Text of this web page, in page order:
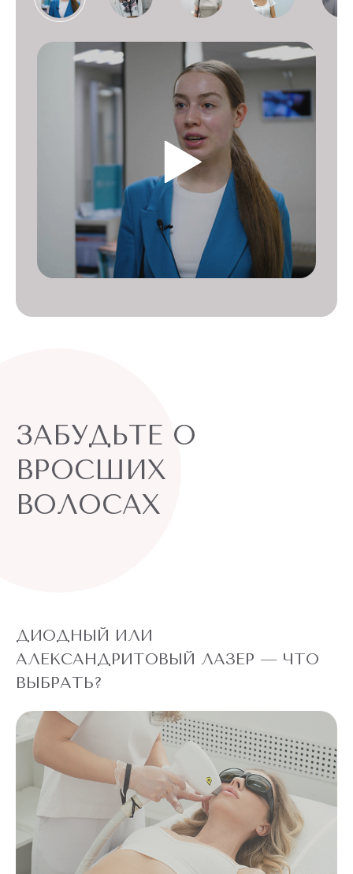
ЗАБУДЬТЕ О
ВРОСШИХ
ВОЛОСАХ
ДИОДНЫЙ ИЛИ
АЛЕКСАНДРИТОВЫЙ ЛАЗЕР — ЧТО
ВЫБРАТЬ?